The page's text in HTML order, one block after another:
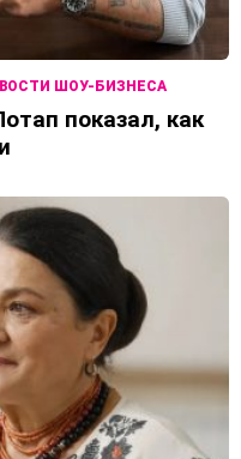
ШОУ-БИЗНЕСА
показал, как